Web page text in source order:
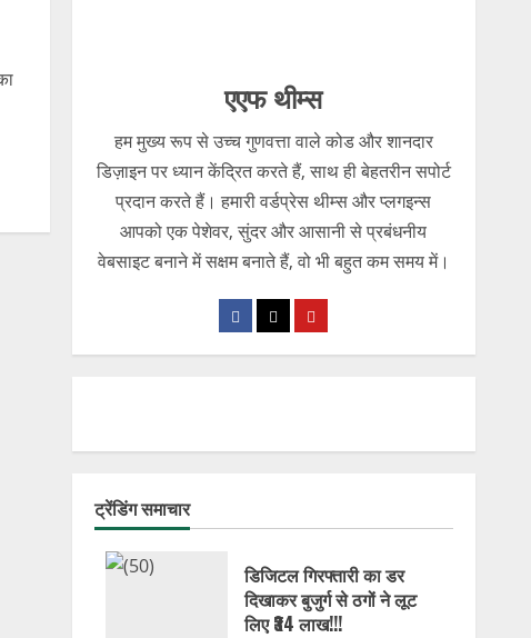
एएफ थीम्स
हम मुख्य रूप से उच्च गुणवत्ता वाले कोड और शानदार
डिज़ाइन पर ध्यान केंद्रित करते हैं, साथ ही बेहतरीन सपोर्ट
प्रदान करते हैं। हमारी वर्डप्रेस थीम्स और प्लगइन्स
आपको एक पेशेवर, सुंदर और आसानी से प्रबंधनीय
वेबसाइट बनाने में सक्षम बनाते हैं, वो भी बहुत कम समय में।
ट्रेंडिंग समाचार
डिजिटल गिरफ्तारी का डर
दिखाकर बुजुर्ग से ठगों ने लूट
लिए ₹34 लाख!!!